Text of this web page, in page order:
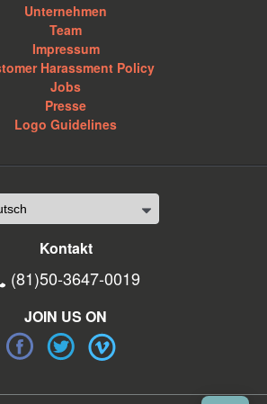
Unternehmen
Team
Impressum
Harassment Policy
Jobs
Presse
Logo Guidelines
Kontakt
(81)50-3647-0019
JOIN US ON